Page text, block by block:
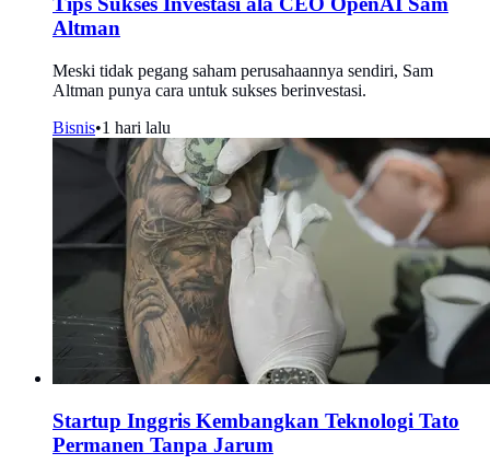
Altman
Meski tidak pegang saham perusahaannya sendiri, Sam
Altman punya cara untuk sukses berinvestasi.
Bisnis•1 hari lalu
Startup Inggris Kembangkan Teknologi Tato
Permanen Tanpa Jarum